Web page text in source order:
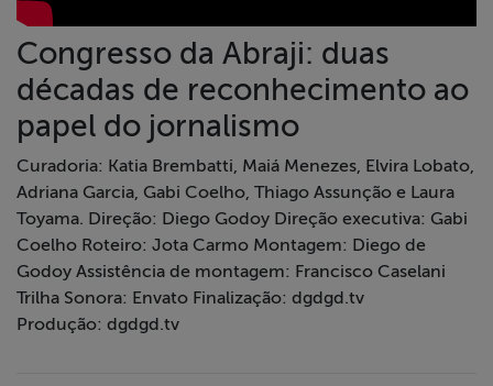
Congresso da Abraji: duas
décadas de reconhecimento ao
papel do jornalismo
Curadoria: Katia Brembatti, Maiá Menezes, Elvira Lobato,
Adriana Garcia, Gabi Coelho, Thiago Assunção e Laura
Toyama. Direção: Diego Godoy Direção executiva: Gabi
Coelho Roteiro: Jota Carmo Montagem: Diego de
Godoy Assistência de montagem: Francisco Caselani
Trilha Sonora: Envato Finalização: dgdgd.tv
Produção: dgdgd.tv